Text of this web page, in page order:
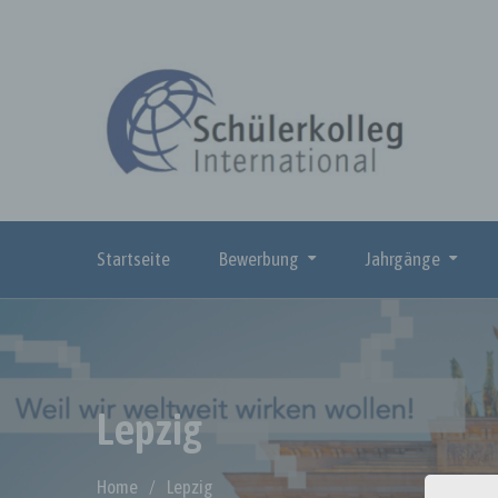
Startseite Bewerbung Jahrgänge
Lepzig
Home Lepzig